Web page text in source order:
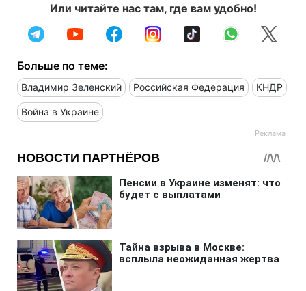
Или читайте нас там, где вам удобно!
Больше по теме:
Владимир Зеленский Российская Федерация КНДР
Война в Украине